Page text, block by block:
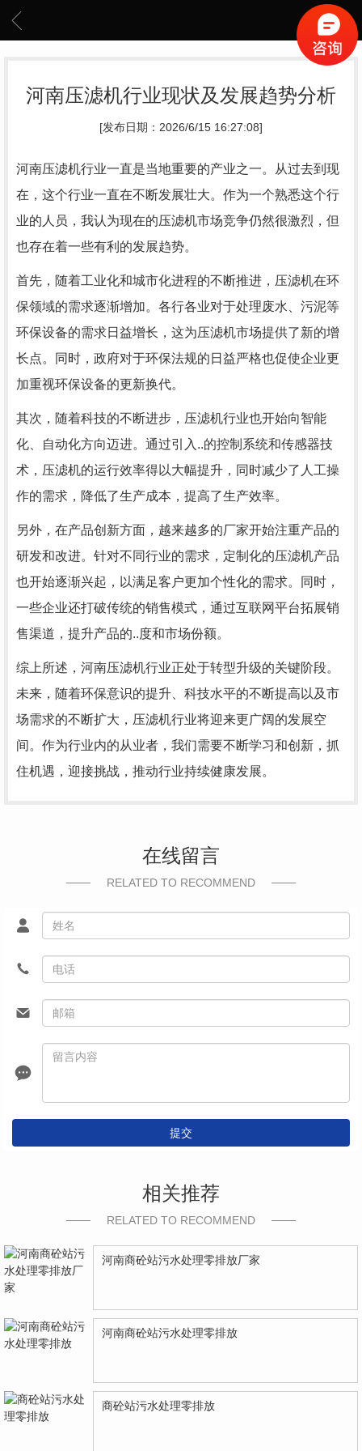
河南压滤机行业现状及发展趋势分析
[发布日期：2026/6/15 16:27:08]
河南压滤机行业一直是当地重要的产业之一。从过去到现
在，这个行业一直在不断发展壮大。作为一个熟悉这个行
业的人员，我认为现在的压滤机市场竞争仍然很激烈，但
也存在着一些有利的发展趋势。
首先，随着工业化和城市化进程的不断推进，压滤机在环
保领域的需求逐渐增加。各行各业对于处理废水、污泥等
环保设备的需求日益增长，这为压滤机市场提供了新的增
长点。同时，政府对于环保法规的日益严格也促使企业更
加重视环保设备的更新换代。
其次，随着科技的不断进步，压滤机行业也开始向智能
化、自动化方向迈进。通过引入..的控制系统和传感器技
术，压滤机的运行效率得以大幅提升，同时减少了人工操
作的需求，降低了生产成本，提高了生产效率。
另外，在产品创新方面，越来越多的厂家开始注重产品的
研发和改进。针对不同行业的需求，定制化的压滤机产品
也开始逐渐兴起，以满足客户更加个性化的需求。同时，
一些企业还打破传统的销售模式，通过互联网平台拓展销
售渠道，提升产品的..度和市场份额。
综上所述，河南压滤机行业正处于转型升级的关键阶段。
未来，随着环保意识的提升、科技水平的不断提高以及市
场需求的不断扩大，压滤机行业将迎来更广阔的发展空
间。作为行业内的从业者，我们需要不断学习和创新，抓
住机遇，迎接挑战，推动行业持续健康发展。
在线留言
RELATED TO RECOMMEND
提交
相关推荐
RELATED TO RECOMMEND
河南商砼站污水处理零排放厂家
河南商砼站污水处理零排放
商砼站污水处理零排放